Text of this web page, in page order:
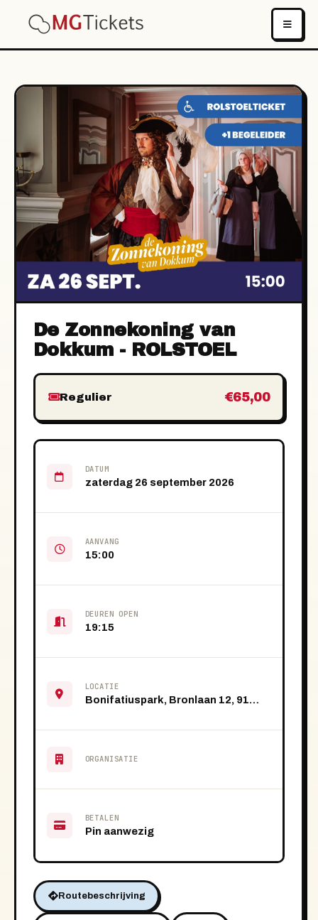
De Zonnekoning van
Dokkum - ROLSTOEL
Regulier €65,00
DATUM
zaterdag 26 september 2026
AANVANG
15:00
DEUREN OPEN
19:15
LOCATIE
Bonifatiuspark, Bronlaan 12, 9101 VS Dokkum
ORGANISATIE
BETALEN
Pin aanwezig
Routebeschrijving